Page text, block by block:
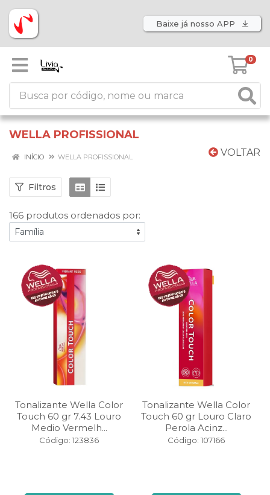
Baixe já nosso APP
0
WELLA PROFISSIONAL
VOLTAR
INÍCIO WELLA PROFISSIONAL
Filtros
166 produtos ordenados por:
Tonalizante Wella Color
Touch 60 gr 7.43 Louro
Medio Vermelh...
Código: 123836
Tonalizante Wella Color
Touch 60 gr Louro Claro
Perola Acinz...
Código: 107166